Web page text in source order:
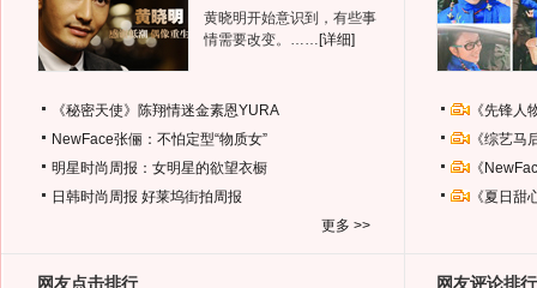
黄晓明开始意识到，有些事
情需要改变。…… [详细]
《秘密天使》陈翔情迷金素恩YURA
NewFace张俪：不怕定型“物质女”
明星时尚周报：女明星的欲望衣橱
日韩时尚周报 好莱坞街拍周报
更多 >>
《先锋
《综艺
《
《夏日
网友点击排行 网友评论排行